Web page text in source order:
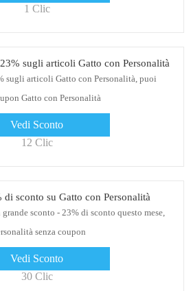
1 Clic
sugli articoli Gatto con Personalità
sugli articoli Gatto con Personalità, puoi
Gatto con Personalità
Vedi Sconto
12 Clic
sconto su Gatto con Personalità
sconto - 23% di sconto questo mese,
senza coupon
Vedi Sconto
30 Clic